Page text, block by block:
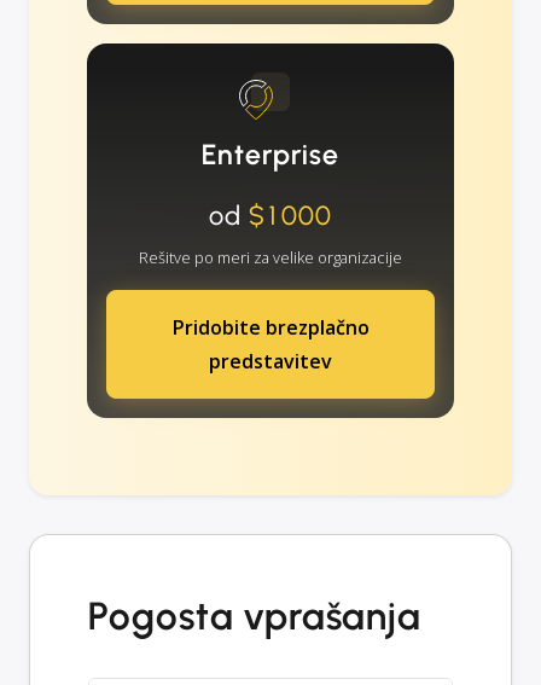
Enterprise
od $1000
Rešitve po meri za velike organizacije
Pridobite brezplačno
predstavitev
Pogosta vprašanja